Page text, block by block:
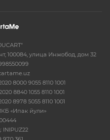
100084, улица Инжобод, дом 32
8000 9055 8110 1001
8840 1055 8110 1001
8978 5055 8110 1001
«Ипак йули»
INIPUZ22